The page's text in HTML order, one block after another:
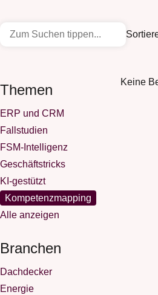
Themen
ERP und CRM
Fallstudien
FSM-Intelligenz
Geschäftstricks
KI-gestützt
Kompetenzmapping
Alle anzeigen
Branchen
Dachdecker
Energie
Keine